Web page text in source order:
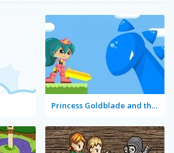
Princess Goldblade and the Dangerous Water